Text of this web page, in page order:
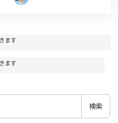
ます
ます
検索